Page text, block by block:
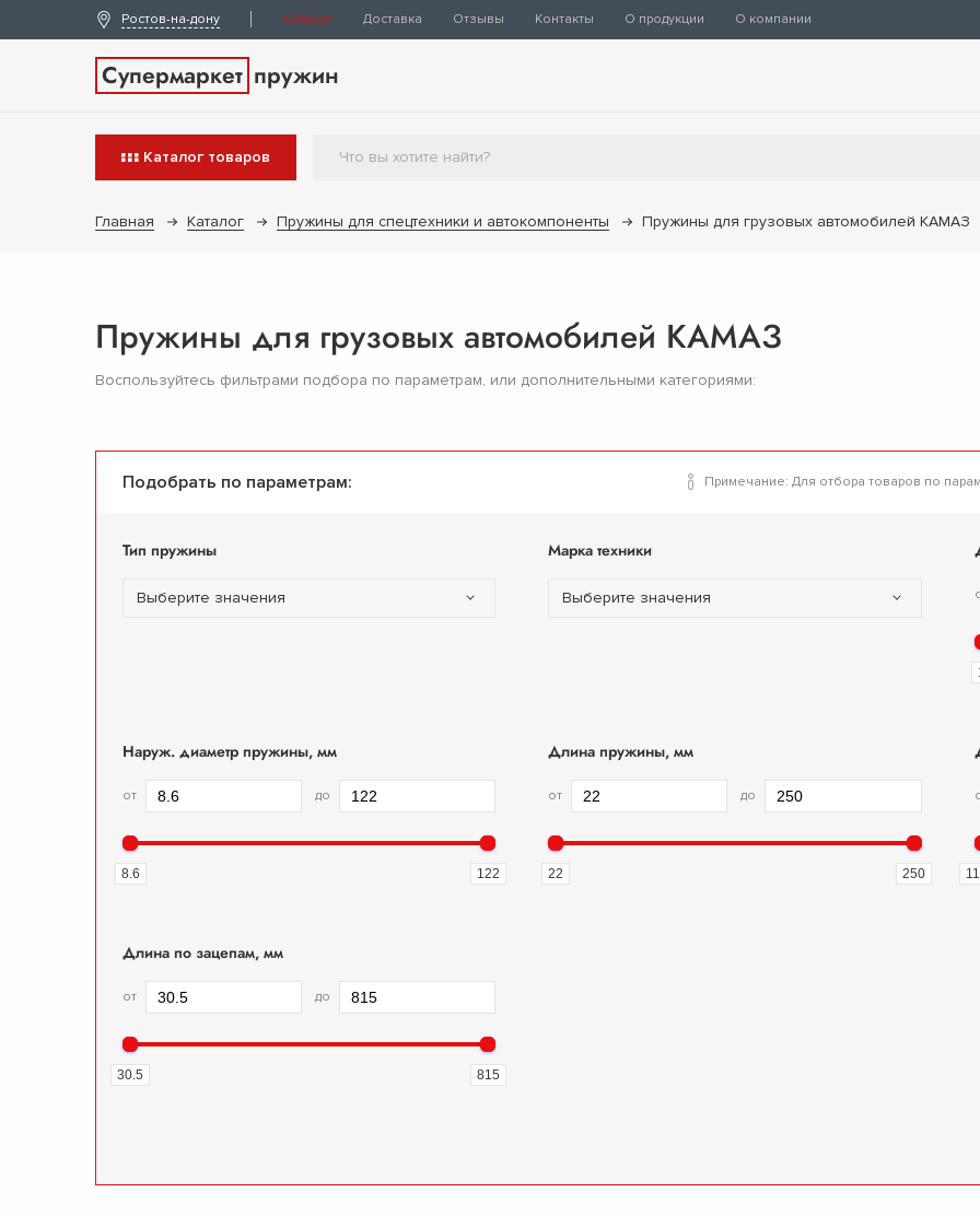
Ростов-на-дону Каталог Доставка Отзывы Контакты О продукции О компании
Супермаркет пружин
Каталог товаров
Главная Каталог Пружины для спецтехники и автокомпоненты Пружины для грузовых автомобилей КАМАЗ
Пружины для грузовых автомобилей КАМАЗ
Воспользуйтесь фильтрами подбора по параметрам, или дополнительными категориями:
Подобрать по параметрам: Примечание: Для отбора товаров по
Тип пружины
Выберите значения
Марка техники
Выберите значения
Наруж. диаметр пружины, мм
от до
8.6 122
Длина пружины, мм
от до
22 250
Длина по зацепам, мм
от до
30.5 815